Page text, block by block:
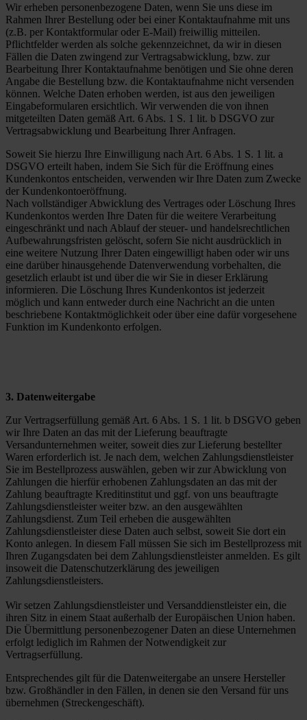
Wir erheben personenbezogene Daten, wenn Sie uns diese im
Rahmen Ihrer Bestellung oder bei einer Kontaktaufnahme mit uns
(z.B. per Kontaktformular oder E-Mail) freiwillig mitteilen.
Pflichtfelder werden als solche gekennzeichnet, da wir in diesen
Fällen die Daten zwingend zur Vertragsabwicklung, bzw. zur
Bearbeitung Ihrer Kontaktaufnahme benötigen und Sie ohne deren
Angabe die Bestellung bzw. die Kontaktaufnahme nicht versenden
können. Welche Daten erhoben werden, ist aus den jeweiligen
Eingabeformularen ersichtlich. Wir verwenden die von ihnen
mitgeteilten Daten gemäß Art. 6 Abs. 1 S. 1 lit. b DSGVO zur
Vertragsabwicklung und Bearbeitung Ihrer Anfragen.
Soweit Sie hierzu Ihre Einwilligung nach Art. 6 Abs. 1 S. 1 lit. a
DSGVO erteilt haben, indem Sie Sich für die Eröffnung eines
Kundenkontos entscheiden, verwenden wir Ihre Daten zum Zwecke
der Kundenkontoeröffnung.
Nach vollständiger Abwicklung des Vertrages oder Löschung Ihres
Kundenkontos werden Ihre Daten für die weitere Verarbeitung
eingeschränkt und nach Ablauf der steuer- und handelsrechtlichen
Aufbewahrungsfristen gelöscht, sofern Sie nicht ausdrücklich in
eine weitere Nutzung Ihrer Daten eingewilligt haben oder wir uns
eine darüber hinausgehende Datenverwendung vorbehalten, die
gesetzlich erlaubt ist und über die wir Sie in dieser Erklärung
informieren. Die Löschung Ihres Kundenkontos ist jederzeit
möglich und kann entweder durch eine Nachricht an die unten
beschriebene Kontaktmöglichkeit oder über eine dafür vorgesehene
Funktion im Kundenkonto erfolgen.
3. Datenweitergabe
Zur Vertragserfüllung gemäß Art. 6 Abs. 1 S. 1 lit. b DSGVO geben
wir Ihre Daten an das mit der Lieferung beauftragte
Versandunternehmen weiter, soweit dies zur Lieferung bestellter
Waren erforderlich ist. Je nach dem, welchen Zahlungsdienstleister
Sie im Bestellprozess auswählen, geben wir zur Abwicklung von
Zahlungen die hierfür erhobenen Zahlungsdaten an das mit der
Zahlung beauftragte Kreditinstitut und ggf. von uns beauftragte
Zahlungsdienstleister weiter bzw. an den ausgewählten
Zahlungsdienst. Zum Teil erheben die ausgewählten
Zahlungsdienstleister diese Daten auch selbst, soweit Sie dort ein
Konto anlegen. In diesem Fall müssen Sie sich im Bestellprozess mit
Ihren Zugangsdaten bei dem Zahlungsdienstleister anmelden. Es gilt
insoweit die Datenschutzerklärung des jeweiligen
Zahlungsdienstleisters.
Wir setzen Zahlungsdienstleister und Versanddienstleister ein, die
ihren Sitz in einem Staat außerhalb der Europäischen Union haben.
Die Übermittlung personenbezogener Daten an diese Unternehmen
erfolgt lediglich im Rahmen der Notwendigkeit zur
Vertragserfüllung.
Entsprechendes gilt für die Datenweitergabe an unsere Hersteller
bzw. Großhändler in den Fällen, in denen sie den Versand für uns
übernehmen (Streckengeschäft).